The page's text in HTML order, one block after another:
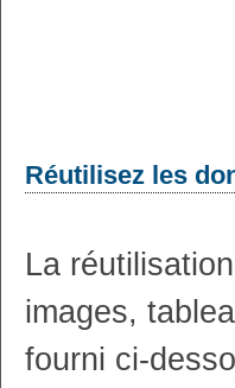
Réutilisez les
La
images,
fourni ci-